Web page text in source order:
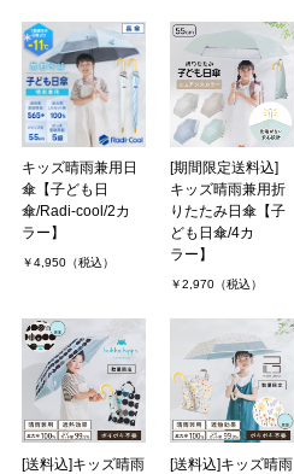
キッズ晴雨兼用日
傘【子ども日
傘/Radi-cool/2カ
ラー】
￥4,950（税込）
[期間限定送料込]
キッズ晴雨兼用折
りたたみ日傘【子
ども日傘/4カ
ラー】
￥2,970（税込）
[送料込]キッズ晴雨
[送料込]キッズ晴雨